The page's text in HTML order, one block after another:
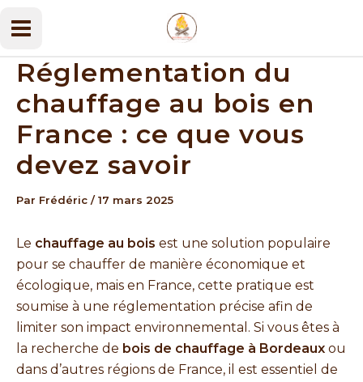
au
Main
Menu
Réglementation du
chauffage au bois en
France : ce que vous
devez savoir
Par Frédéric /17 mars 2025
Le chauffage au bois est une solution populaire
pour se chauffer de manière économique et
écologique, mais en France, cette pratique est
soumise à une réglementation précise afin de
limiter son impact environnemental. Si vous êtes à
la recherche de bois de chauffage à Bordeaux ou
dans d’autres régions de France, il est essentiel de